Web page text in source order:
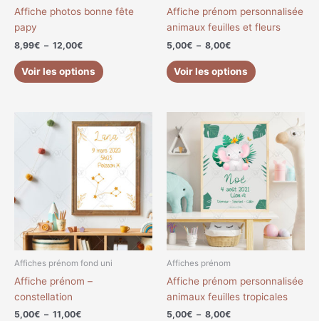
Affiche photos bonne fête
papy
8,99€ – 12,00€
Voir les options
sur
produit
Affiche prénom personnalisée
animaux feuilles et fleurs
5,00€ – 8,00€
Voir les options
sur
la
produit
Affiches prénom fond uni
Affiche prénom –
constellation
5,00€ – 11,00€
de
prix :
5,00€
11,00€
Ce
produit
a
plusieurs
variations.
Les
options
peuvent
être
choisies
Affiches prénom
Affiche prénom personnalisée
animaux feuilles tropicales
5,00€ – 8,00€
prix :
5,00€
à
8,00€
Ce
produit
a
plusieurs
variations.
Les
options
peuvent
être
la